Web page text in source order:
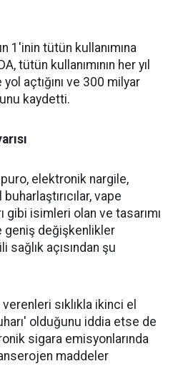
1'inin tütün kullanımına
tütün kullanımının her yıl
açtığını ve 300 milyar
kaydetti.
elektronik nargile,
vape
gibi isimleri olan ve tasarımı
geniş değişkenlikler
açısından şu
sıklıkla ikinci el
olduğunu iddia etse de
sigara emisyonlarında
maddeler